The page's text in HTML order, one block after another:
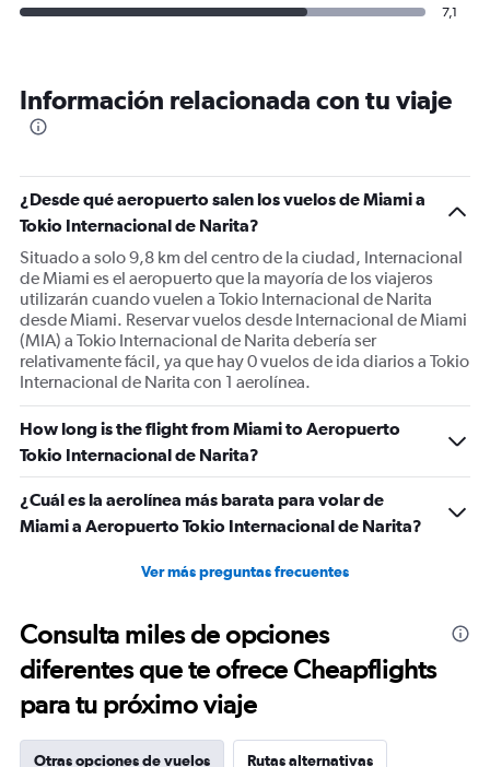
7,1
Información relacionada con tu viaje
¿Desde qué aeropuerto salen los vuelos de Miami a
Tokio Internacional de Narita?
Situado a solo 9,8 km del centro de la ciudad, Internacional
de Miami es el aeropuerto que la mayoría de los viajeros
utilizarán cuando vuelen a Tokio Internacional de Narita
desde Miami. Reservar vuelos desde Internacional de Miami
(MIA) a Tokio Internacional de Narita debería ser
relativamente fácil, ya que hay 0 vuelos de ida diarios a Tokio
Internacional de Narita con 1 aerolínea.
How long is the flight from Miami to Aeropuerto
Tokio Internacional de Narita?
¿Cuál es la aerolínea más barata para volar de
Miami a Aeropuerto Tokio Internacional de Narita?
Ver más preguntas frecuentes
Consulta miles de opciones
diferentes que te ofrece Cheapflights
para tu próximo viaje
Otras opciones de vuelos Rutas alternativas